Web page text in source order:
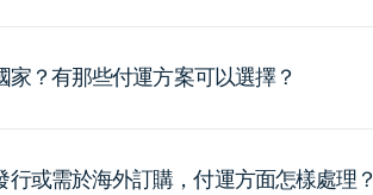
？有那些付運方案可以選擇？
或需於海外訂購，付運方面怎樣處理？